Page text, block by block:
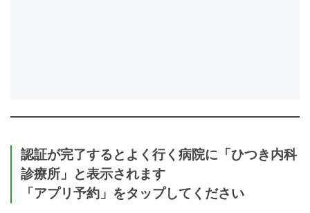
認証が完了するとよく行く病院に「ひつき内科
診療所」と表示されます
「アプリ予約」をタップしてください